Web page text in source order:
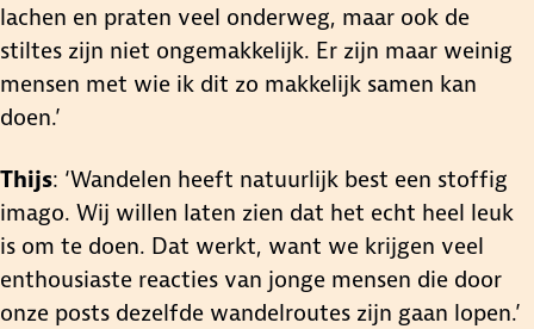
lachen en praten veel onderweg, maar ook de
stiltes zijn niet ongemakkelijk. Er zijn maar weinig
mensen met wie ik dit zo makkelijk samen kan
doen.’
Thijs: ‘Wandelen heeft natuurlijk best een stoffig
imago. Wij willen laten zien dat het echt heel leuk
is om te doen. Dat werkt, want we krijgen veel
enthousiaste reacties van jonge mensen die door
onze posts dezelfde wandelroutes zijn gaan lopen.’